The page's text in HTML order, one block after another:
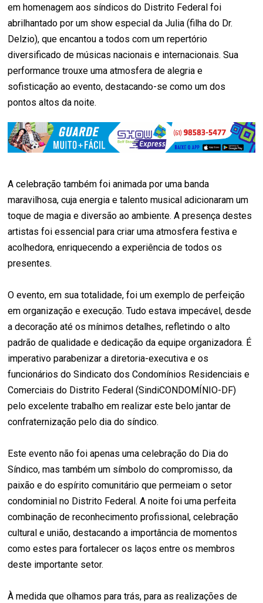
em homenagem aos síndicos do Distrito Federal foi
abrilhantado por um show especial da Julia (filha do Dr.
Delzio), que encantou a todos com um repertório
diversificado de músicas nacionais e internacionais. Sua
performance trouxe uma atmosfera de alegria e
sofisticação ao evento, destacando-se como um dos
pontos altos da noite.
A celebração também foi animada por uma banda
maravilhosa, cuja energia e talento musical adicionaram um
toque de magia e diversão ao ambiente. A presença destes
artistas foi essencial para criar uma atmosfera festiva e
acolhedora, enriquecendo a experiência de todos os
presentes.
O evento, em sua totalidade, foi um exemplo de perfeição
em organização e execução. Tudo estava impecável, desde
a decoração até os mínimos detalhes, refletindo o alto
padrão de qualidade e dedicação da equipe organizadora. É
imperativo parabenizar a diretoria-executiva e os
funcionários do Sindicato dos Condomínios Residenciais e
Comerciais do Distrito Federal (SindiCONDOMÍNIO-DF)
pelo excelente trabalho em realizar este belo jantar de
confraternização pelo dia do síndico.
Este evento não foi apenas uma celebração do Dia do
Síndico, mas também um símbolo do compromisso, da
paixão e do espírito comunitário que permeiam o setor
condominial no Distrito Federal. A noite foi uma perfeita
combinação de reconhecimento profissional, celebração
cultural e união, destacando a importância de momentos
como estes para fortalecer os laços entre os membros
deste importante setor.
À medida que olhamos para trás, para as realizações de